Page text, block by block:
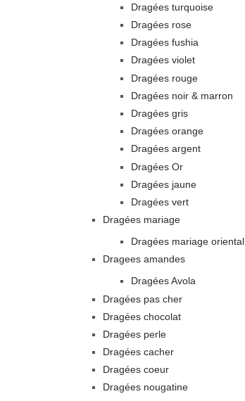
Dragées turquoise
Dragées rose
Dragées fushia
Dragées violet
Dragées rouge
Dragées noir & marron
Dragées gris
Dragées orange
Dragées argent
Dragées Or
Dragées jaune
Dragées vert
Dragées mariage
Dragées mariage oriental
Dragees amandes
Dragées Avola
Dragées pas cher
Dragées chocolat
Dragées perle
Dragées cacher
Dragées coeur
Dragées nougatine